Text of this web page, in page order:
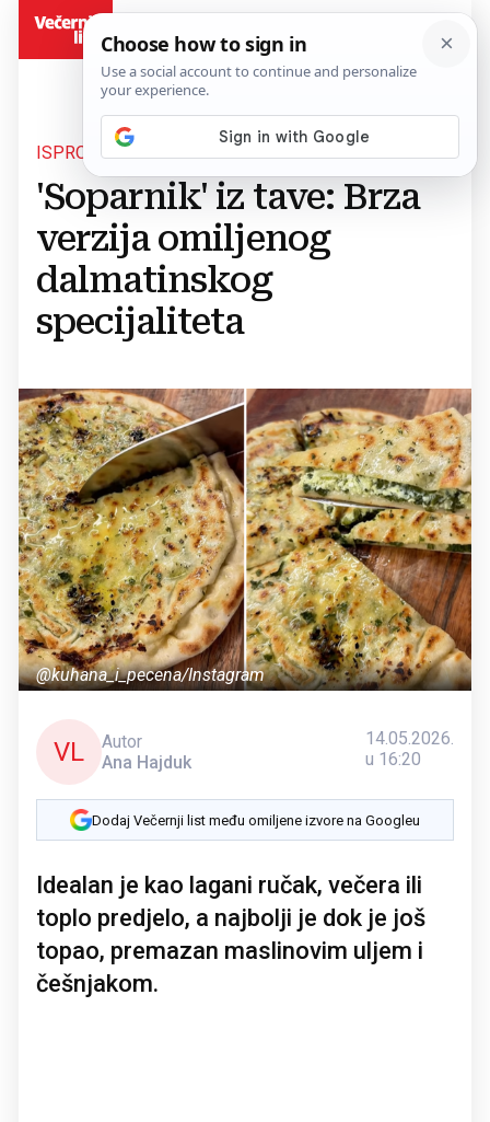
ISPROBAJTE!
'Soparnik' iz tave: Brza
verzija omiljenog
dalmatinskog
specijaliteta
@kuhana_i_pecena/Instagram
VL
Autor
Ana Hajduk
14.05.2026.
u 16:20
Dodaj Večernji list među omiljene izvore na Googleu
Idealan je kao lagani ručak, večera ili
toplo predjelo, a najbolji je dok je još
topao, premazan maslinovim uljem i
češnjakom.